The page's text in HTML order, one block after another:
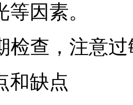
因素。
检查，注意
和缺点